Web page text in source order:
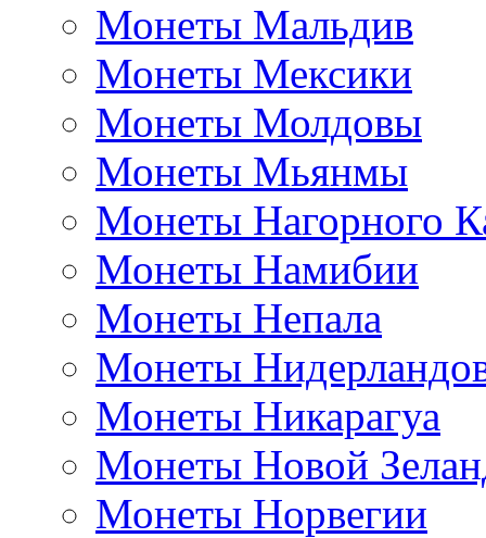
Монеты Мальдив
Монеты Мексики
Монеты Молдовы
Монеты Мьянмы
Монеты Нагорного
Монеты Намибии
Монеты Непала
Монеты
Монеты Никарагуа
Монеты Новой
Монеты Норвегии